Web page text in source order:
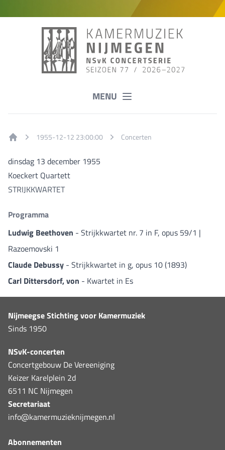
MENU
1955-12-12 23:00:00 Concerten
dinsdag 13 december 1955
Koeckert Quartett
STRIJKKWARTET
Programma
Ludwig Beethoven - Strijkkwartet nr. 7 in F, opus 59/1 |
Razoemovski 1
Claude Debussy - Strijkkwartet in g, opus 10 (1893)
Carl Dittersdorf, von - Kwartet in Es
Nijmeegse Stichting voor Kamermuziek
Sinds 1950
NSvK-concerten
Concertgebouw De Vereeniging
Keizer Karelplein 2d
6511 NC Nijmegen
Secretariaat
info@kamermuzieknijmegen.nl
Abonnementen